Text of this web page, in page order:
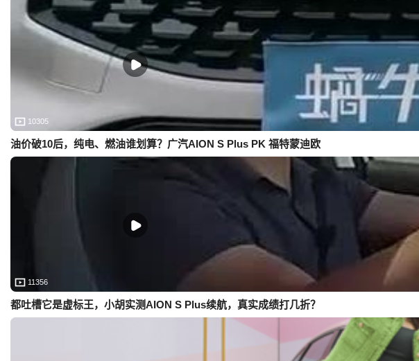
10305
油价破10后，纯电、燃油谁划算？广汽AION S Plus PK 福特蒙迪欧
11356
都吐槽它是虚标王，小胡实测AION S Plus续航，真实成绩打几折？